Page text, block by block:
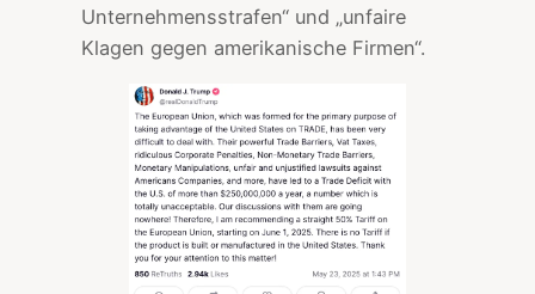
Unternehmensstrafen“ und „unfaire
Klagen gegen amerikanische Firmen“.